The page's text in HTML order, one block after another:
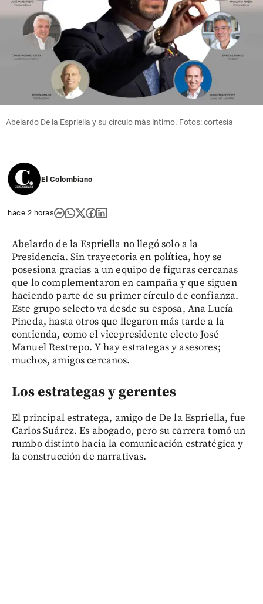
Abelardo De la Espriella y su círculo más íntimo. Fotos: cortesía
El Colombiano
hace 2 horas
Abelardo de la Espriella no llegó solo a la
Presidencia. Sin trayectoria en política, hoy se
posesiona gracias a un equipo de figuras cercanas
que lo complementaron en campaña y que siguen
haciendo parte de su primer círculo de confianza.
Este grupo selecto va desde su esposa, Ana Lucía
Pineda, hasta otros que llegaron más tarde a la
contienda, como el vicepresidente electo José
Manuel Restrepo. Y hay estrategas y asesores;
muchos, amigos cercanos.
Los estrategas y gerentes
El principal estratega, amigo de De la Espriella, fue
Carlos Suárez. Es abogado, pero su carrera tomó un
rumbo distinto hacia la comunicación estratégica y
la construcción de narrativas.